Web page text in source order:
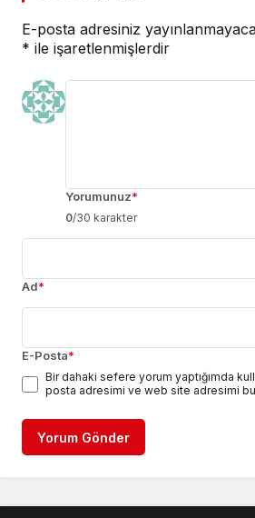
E-posta adresiniz
* ile işaretlenmişlerdir
Yorumunuz*
0/30 karakter
Ad*
E-Posta*
Bir dahaki sefere yorum yaptığımda
posta adresimi ve web site adresimi bu
Yorum Gönder